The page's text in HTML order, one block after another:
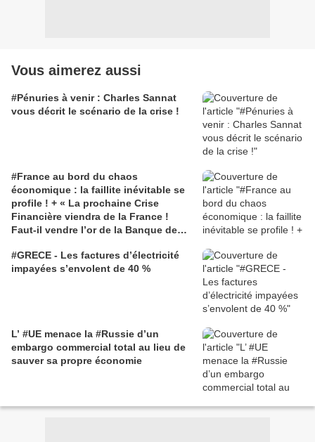
Vous aimerez aussi
#Pénuries à venir : Charles Sannat
vous décrit le scénario de la crise !
#France au bord du chaos
économique : la faillite inévitable se
profile ! + « La prochaine Crise
Financière viendra de la France !
Faut-il vendre l’or de la Banque de
éviter le chaos ? »
#GRECE - Les factures d’électricité
impayées s’envolent de 40 %
L’ #UE menace la #Russie d’un
embargo commercial total au lieu de
sauver sa propre économie